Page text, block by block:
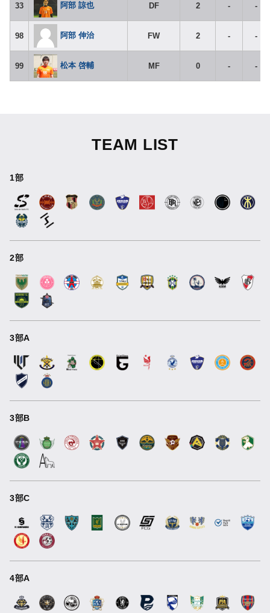
33 阿部 諒也 DF 2 - -
98 阿部 伸治 FW 2 - -
99 松本 啓輔 MF 0 - -
TEAM LIST
1部
2部
3部A
3部B
3部C
4部A